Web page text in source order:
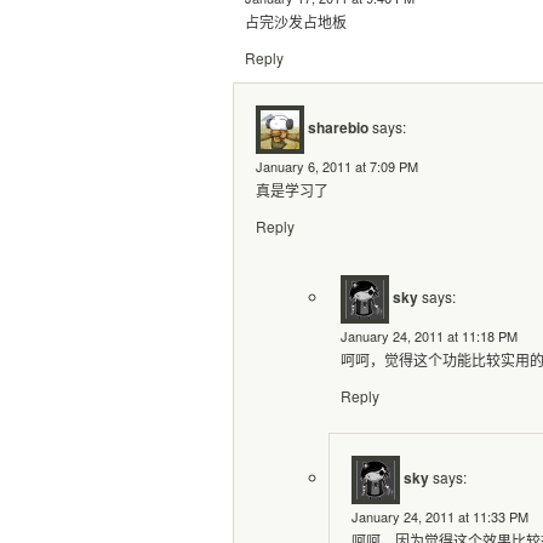
占完沙发占地板
Reply
sharebiosays:
January 6, 2011 at 7:09 PM
真是学习了
Reply
skysays:
January 24, 2011 at 11:18 PM
呵呵，觉得这个功能比较实用的
Reply
skysays:
January 24, 2011 at 11:33 PM